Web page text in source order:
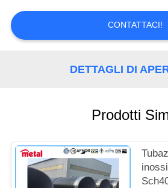
MAPPA
DEL
CONTATTACI!
DETTAGLI DI
Prodotti